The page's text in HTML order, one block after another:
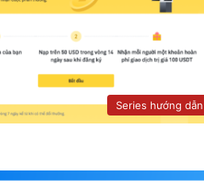
Series hướng dẫn